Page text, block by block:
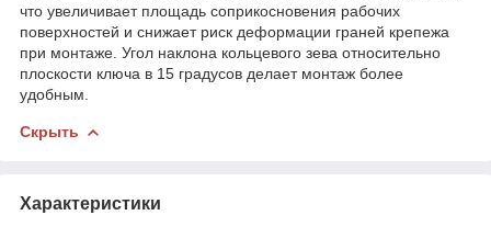
что увеличивает площадь соприкосновения рабочих
поверхностей и снижает риск деформации граней крепежа
при монтаже. Угол наклона кольцевого зева относительно
плоскости ключа в 15 градусов делает монтаж более
удобным.
Скрыть
Характеристики